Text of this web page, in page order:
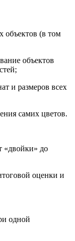
объектов (в том
объектов
и размеров всех
самих цветов.
«двойки» до
оценки и
одной